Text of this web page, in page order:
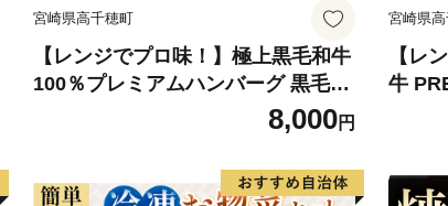
宮崎県高千穂町
【レンジでプロ味！】極上黒毛和牛
100％プレミアムハンバーグ 黒毛和
牛 高千穂牛 牛ハンバーグ ハンバー
グ 惣菜 お弁当 おかず 加工品 レン
ジ調理 レンチン 冷凍 簡単調理 お取
り寄せ ご当地 グルメ 宮崎県 高千穂
8,000円
宮崎県
【レ
牛
丼の
ド牛
レン
お取